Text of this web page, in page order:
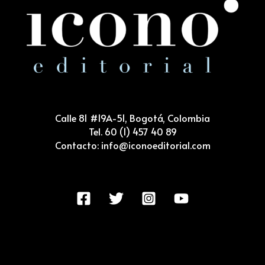
Calle 81 #19A-51, Bogotá, Colombia
Tel. 60 (1) 457 40 89
Contacto: info@iconoeditorial.com